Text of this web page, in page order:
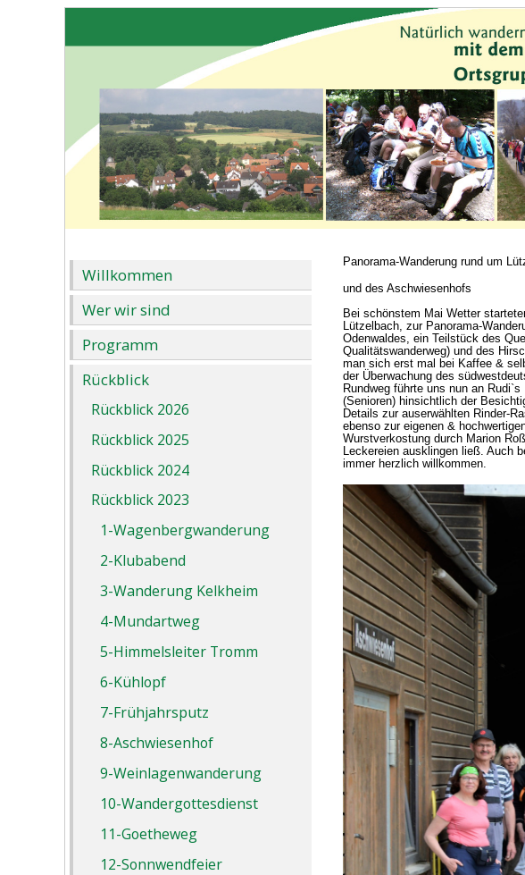
Willkommen
Wer wir sind
Programm
Rückblick
Rückblick 2026
Rückblick 2025
Rückblick 2024
Rückblick 2023
1-Wagenbergwanderung
2-Klubabend
3-Wanderung Kelkheim
4-Mundartweg
5-Himmelsleiter Tromm
6-Kühlopf
7-Frühjahrsputz
8-Aschwiesenhof
9-Weinlagenwanderung
10-Wandergottesdienst
11-Goetheweg
12-Sonnwendfeier
Panorama-Wanderung rund um
und des Aschwiesenhofs
Bei schönstem Mai Wetter
Lützelbach, zur Panorama-
Odenwaldes, ein Teilstück des
Qualitätswanderweg) und des
man sich erst mal bei Kaffee &
der Überwachung des
Rundweg führte uns nun an
(Senioren) hinsichtlich der
Details zur auserwählten Rinder-
ebenso zur eigenen &
Wurstverkostung durch Marion
Leckereien ausklingen ließ. Auch
immer herzlich willkommen.